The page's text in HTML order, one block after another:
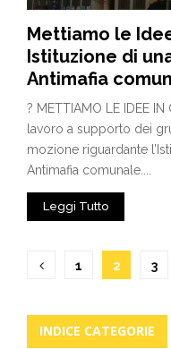
Mettiamo le
Istituzione di
Antimafia
? METTIAMO LE IDEE
lavoro a supporto dei
mozione riguardante
Antimafia comunale....
Leggi Tutto
Paginazione
articoli
1 2 3
INDICE CATEGORIE